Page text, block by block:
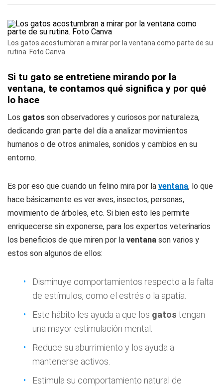
Los gatos acostumbran a mirar por la ventana como parte de su
rutina. Foto Canva
Si tu gato se entretiene mirando por la
ventana, te contamos qué significa y por qué
lo hace
Los gatos son observadores y curiosos por naturaleza,
dedicando gran parte del día a analizar movimientos
humanos o de otros animales, sonidos y cambios en su
entorno.
Es por eso que cuando un felino mira por la ventana, lo que
hace básicamente es ver aves, insectos, personas,
movimiento de árboles, etc. Si bien esto les permite
enriquecerse sin exponerse, para los expertos veterinarios
los beneficios de que miren por la ventana son varios y
estos son algunos de ellos:
Disminuye comportamientos respecto a la falta
de estímulos, como el estrés o la apatía.
Este hábito les ayuda a que los gatos tengan
una mayor estimulación mental.
Reduce su aburrimiento y los ayuda a
mantenerse activos.
Estimula su comportamiento natural de